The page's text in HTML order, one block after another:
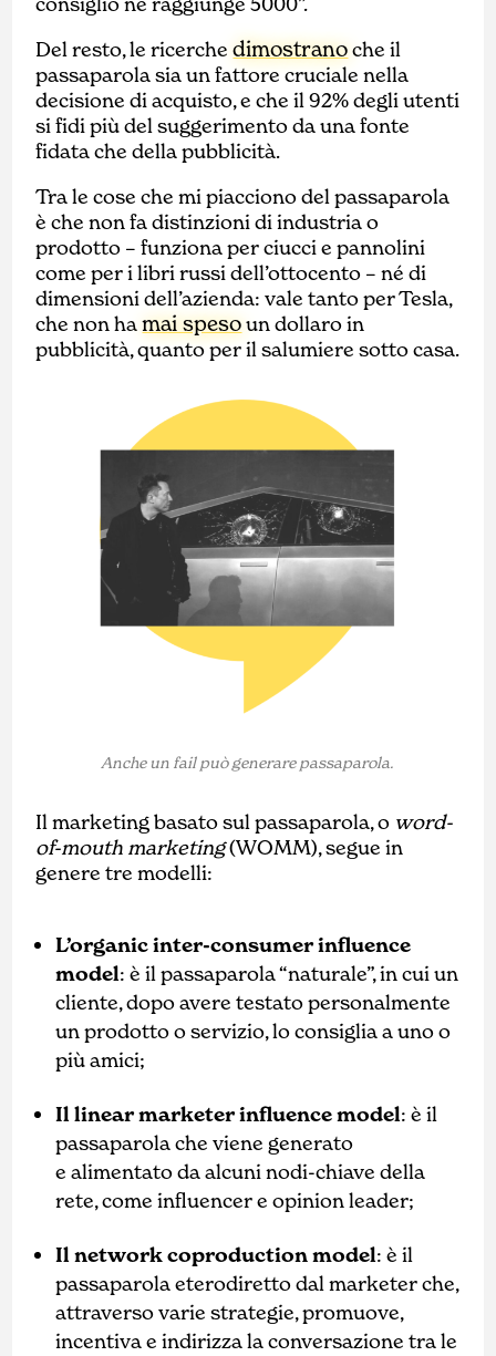
Del resto, le ricerchedimostranoche il
passaparola sia un fattore cruciale nella
decisione di acquisto, e che il 92% degli utenti
si fidi più del suggerimento da una fonte
fidata che della pubblicità.
Tra le cose che mi piacciono del passaparola
è che non fa distinzioni di industria o
prodotto – funziona per ciucci e pannolini
come per i libri russi dell’ottocento – né di
dimensioni dell’azienda: vale tanto per Tesla,
che non hamai spesoun dollaro in
pubblicità, quanto per il salumiere sotto casa.
Anche un fail può generare passaparola.
Il marketing basato sul passaparola, o word-
of-mouth marketing(WOMM), segue in
genere tre modelli:
L’organic inter-consumer influence
model: è il passaparola “naturale”, in cui un
cliente, dopo avere testato personalmente
un prodotto o servizio, lo consiglia a uno o
più amici;
Illinear marketer influence model: è il
passaparola che viene generato
e alimentato da alcuni nodi-chiave della
rete, come influencer e opinion leader;
Ilnetwork coproduction model: è il
passaparola eterodiretto dal marketer che,
attraverso varie strategie, promuove,
incentiva e indirizza la conversazione tra le